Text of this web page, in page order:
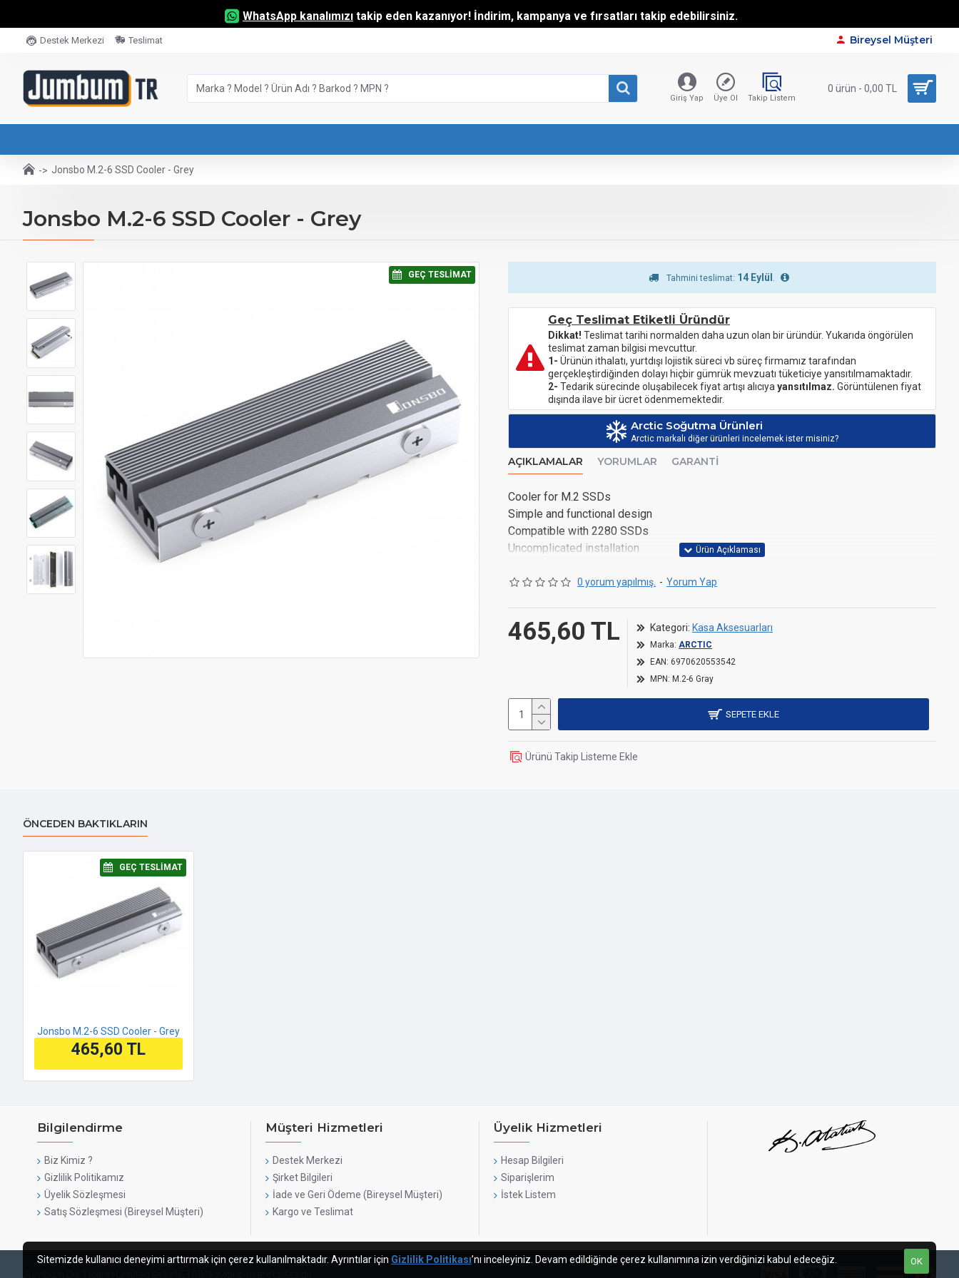
WhatsApp kanalımızı takip eden kazanıyor! İndirim, kampanya ve fırsatları takip edebilirsiniz.
Destek Merkezi Teslimat Bireysel Müşteri
Giriş Yap Üye Ol Takip Listem
0 ürün - 0,00 TL
Jonsbo M.2-6 SSD Cooler - Grey
Jonsbo M.2-6 SSD Cooler - Grey
⠀GEÇ TESLIMAT Tahmini teslimat: 14 Eylül
Geç Teslimat Etiketli Üründür
Dikkat! Teslimat tarihi normalden daha uzun olan bir üründür. Yukarıda öngörülen
teslimat zaman bilgisi mevcuttur.
1- Ürünün ithalatı, yurtdışı lojistik süreci vb süreç firmamız tarafından
gerçekleştirdiğinden dolayı hiçbir gümrük mevzuatı tüketiciye yansıtılmamaktadır.
2- Tedarik sürecinde oluşabilecek fiyat artışı alıcıya yansıtılmaz. Görüntülenen fiyat
dışında ilave bir ücret ödenmemektedir.
Arctic Soğutma Ürünleri
Arctic markalı diğer ürünleri incelemek ister misiniz?
AÇIKLAMALAR YORUMLAR GARANTI
Cooler for M.2 SSDs
Simple and functional design
Compatible with 2280 SSDs
Uncomplicated installation
0 yorum yapılmış. - Yorum Yap
465,60 TL Kategori: Kasa Aksesuarları
Marka: ARCTIC
EAN: 6970620553542
MPN: M.2-6 Gray
SEPETE EKLE
Ürünü Takip Listeme Ekle
ÖNCEDEN BAKTIKLARIN
⠀GEÇ TESLIMAT
Jonsbo M.2-6 SSD Cooler - Grey
465,60 TL
Bilgilendirme
Biz Kimiz ?
Gizlilik Politikamız
Üyelik Sözleşmesi
Satış Sözleşmesi (Bireysel Müşteri)
Müşteri Hizmetleri
Destek Merkezi
Şirket Bilgileri
İade ve Geri Ödeme (Bireysel Müşteri)
Kargo ve Teslimat
Üyelik Hizmetleri
Hesap Bilgileri
Siparişlerim
İstek Listem
OK
Sitemizde kullanıcı deneyimi arttırmak için çerez kullanılmaktadır. Ayrıntılar için Gizlilik Politikası’nı inceleyiniz. Devam edildiğinde çerez kullanımına izin verdiğinizi kabul edeceğiz.